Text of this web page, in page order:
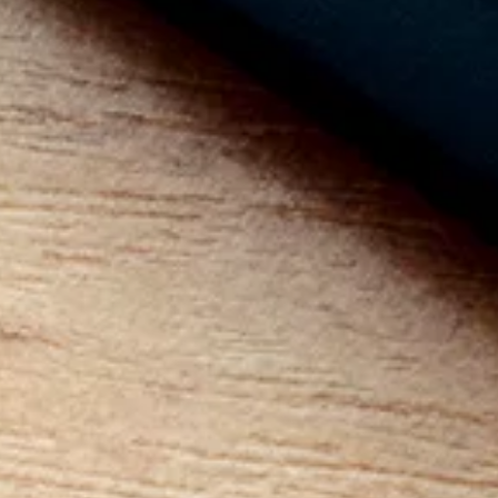
Sprawdź również
#CLIPPO – recenzja
Moto G5 Plus – recenzja
Specyfikacja techniczna
Wyjście HDMI
Obsługa WIFI Tak
Arkadiusz Radek
Pasjonat nowych technologii, koszykówki i liternictwa.
Zafascynowany tematyką interakcji człowieka z
komputerem. Na co dzień student Politechniki
Świętokrzyskiej w Kielcach na kierunku Informatyka.